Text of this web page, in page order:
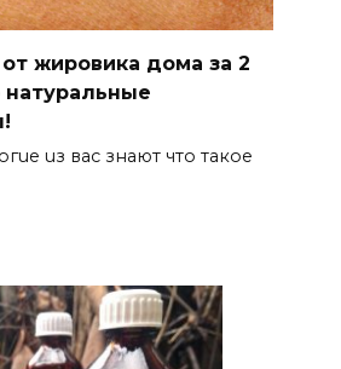
жировика дома за 2
uз вас знают что такоe